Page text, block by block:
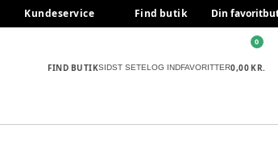
Kundeservice Find butik Din
FIND BUTIKSIDST SETELOG INDFAVORITTER0,00 KR.
0